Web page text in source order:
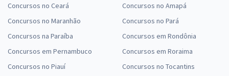
Concursos no Ceará
Concursos no Maranhão
Concursos na Paraíba
Concursos em Pernambuco
Concursos no Piauí
Concursos no Amapá
Concursos no Pará
Concursos em Rondônia
Concursos em Roraima
Concursos no Tocantins